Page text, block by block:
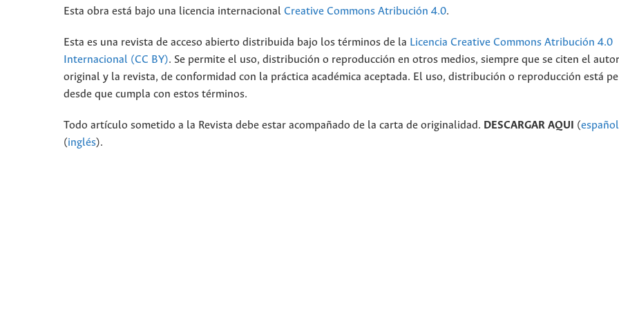
Esta obra está bajo una licencia internacional Creative Commons Atribución 4.0.
Esta es una revista de acceso abierto distribuida bajo los términos de la Licencia Creative Commons Atribución 4.0
Internacional (CC BY). Se permite el uso, distribución o reproducción en otros medios, siempre que se citen el
original y la revista, de conformidad con la práctica académica aceptada. El uso, distribución o reproducción está
desde que cumpla con estos términos.
Todo artículo sometido a la Revista debe estar acompañado de la carta de originalidad. DESCARGAR AQUI (español
(inglés).